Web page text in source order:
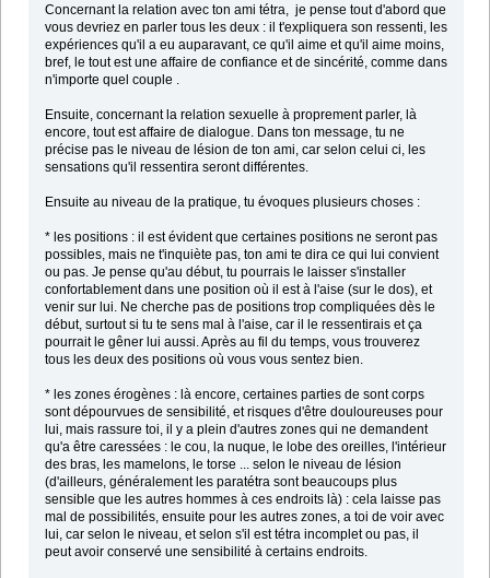
Concernant la relation avec ton ami tétra, je pense tout d'abord que
vous devriez en parler tous les deux : il t'expliquera son ressenti, les
expériences qu'il a eu auparavant, ce qu'il aime et qu'il aime moins,
bref, le tout est une affaire de confiance et de sincérité, comme dans
n'importe quel couple .
Ensuite, concernant la relation sexuelle à proprement parler, là
encore, tout est affaire de dialogue. Dans ton message, tu ne
précise pas le niveau de lésion de ton ami, car selon celui ci, les
sensations qu'il ressentira seront différentes.
Ensuite au niveau de la pratique, tu évoques plusieurs choses :
* les positions : il est évident que certaines positions ne seront pas
possibles, mais ne t'inquiète pas, ton ami te dira ce qui lui convient
ou pas. Je pense qu'au début, tu pourrais le laisser s'installer
confortablement dans une position où il est à l'aise (sur le dos), et
venir sur lui. Ne cherche pas de positions trop compliquées dès le
début, surtout si tu te sens mal à l'aise, car il le ressentirais et ça
pourrait le gêner lui aussi. Après au fil du temps, vous trouverez
tous les deux des positions où vous vous sentez bien.
* les zones érogènes : là encore, certaines parties de sont corps
sont dépourvues de sensibilité, et risques d'être douloureuses pour
lui, mais rassure toi, il y a plein d'autres zones qui ne demandent
qu'a être caressées : le cou, la nuque, le lobe des oreilles, l'intérieur
des bras, les mamelons, le torse ... selon le niveau de lésion
(d'ailleurs, généralement les paratétra sont beaucoups plus
sensible que les autres hommes à ces endroits là) : cela laisse pas
mal de possibilités, ensuite pour les autres zones, a toi de voir avec
lui, car selon le niveau, et selon s'il est tétra incomplet ou pas, il
peut avoir conservé une sensibilité à certains endroits.